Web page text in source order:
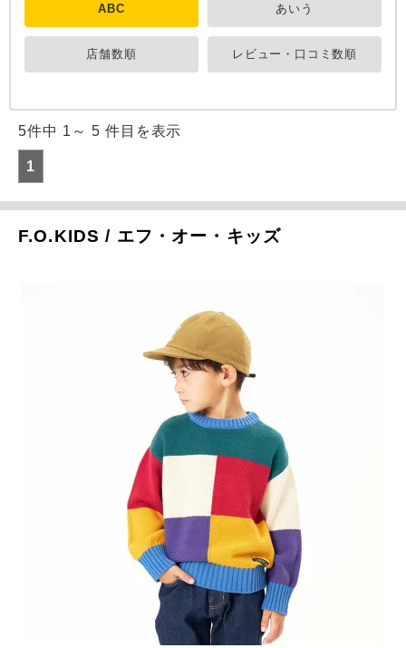
ABC あいう
店舗数順 レビュー・口コミ数順
5件中 1～ 5 件目を表示
1
F.O.KIDS / エフ・オー・キッズ